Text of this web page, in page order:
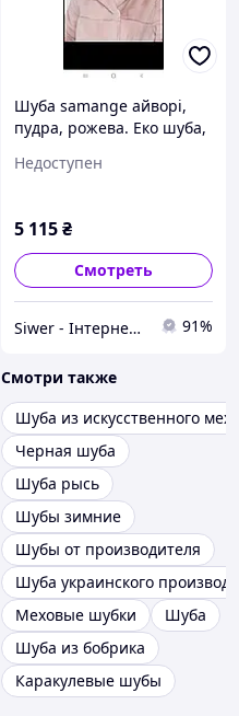
Шуба samange айворі,
пудра, рожева. Еко шуба,
Недоступен
5 115₴
Смотреть
Siwer - Інтернет-магазин взуття, одягу, аксесуарів. Знайди свій стиль! 91%
Смотри также
Шуба из искусственного меха
Черная шуба
Шуба рысь
Шубы зимние
Шубы от производителя
Шуба украинского
Меховые шубки
Шуба
Шуба из бобрика
Каракулевые шубы